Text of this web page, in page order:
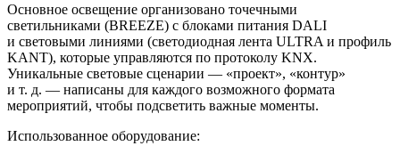
Основное освещение организовано точечными
светильниками (BREEZE) с блоками питания DALI
и световыми линиями (светодиодная лента ULTRA и профиль
KANT), которые управляются по протоколу KNX.
Уникальные световые сценарии — «проект», «контур»
и т. д. — написаны для каждого возможного формата
мероприятий, чтобы подсветить важные моменты.
Использованное оборудование: